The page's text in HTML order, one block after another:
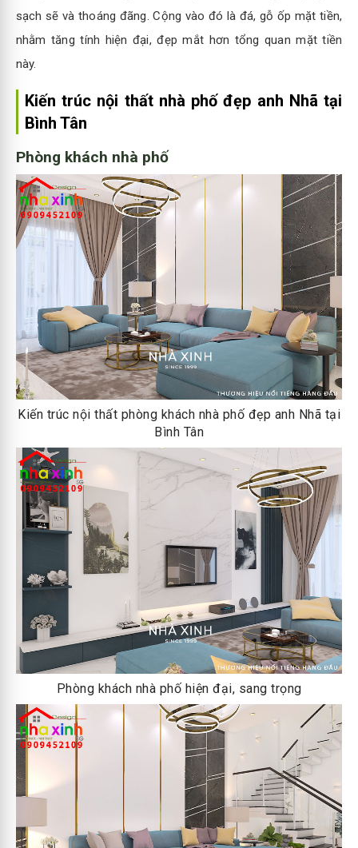
sạch sẽ và thoáng đãng. Cộng vào đó là đá, gỗ ốp mặt tiền,
nhằm tăng tính hiện đại, đẹp mắt hơn tổng quan mặt tiền
này.
Kiến trúc nội thất nhà phố đẹp anh Nhã tại
Bình Tân
Phòng khách nhà phố
Kiến trúc nội thất phòng khách nhà phố đẹp anh Nhã tại
Bình Tân
Phòng khách nhà phố hiện đại, sang trọng